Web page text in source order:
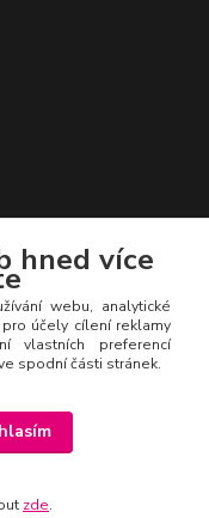
hned více
webu, analytické
účely cílení reklamy
vlastních preferencí
spodní části stránek.
zde.